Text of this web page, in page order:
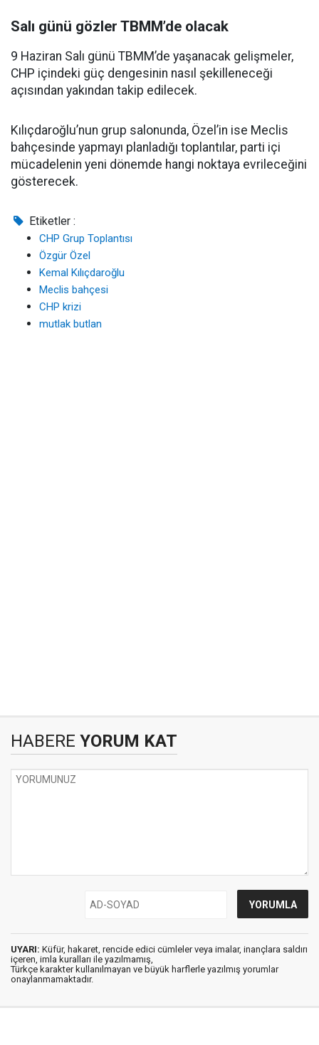
Salı günü gözler TBMM’de olacak
9 Haziran Salı günü TBMM’de yaşanacak gelişmeler,
CHP içindeki güç dengesinin nasıl şekilleneceği
açısından yakından takip edilecek.
Kılıçdaroğlu’nun grup salonunda, Özel’in ise Meclis
bahçesinde yapmayı planladığı toplantılar, parti içi
mücadelenin yeni dönemde hangi noktaya evrileceğini
gösterecek.
Etiketler :
CHP Grup Toplantısı
Özgür Özel
Kemal Kılıçdaroğlu
Meclis bahçesi
CHP krizi
mutlak butlan
HABERE YORUM KAT
UYARI: Küfür, hakaret, rencide edici cümleler veya imalar, inançlara saldırı
içeren, imla kuralları ile yazılmamış,
Türkçe karakter kullanılmayan ve büyük harflerle yazılmış yorumlar
onaylanmamaktadır.